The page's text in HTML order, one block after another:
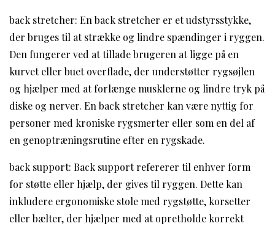
back stretcher: En back stretcher er et udstyrsstykke,
der bruges til at strække og lindre spændinger i ryggen.
Den fungerer ved at tillade brugeren at ligge på en
kurvet eller buet overflade, der understøtter rygsøjlen
og hjælper med at forlænge musklerne og lindre tryk på
diske og nerver. En back stretcher kan være nyttig for
personer med kroniske rygsmerter eller som en del af
en genoptræningsrutine efter en rygskade.
back support: Back support refererer til enhver form
for støtte eller hjælp, der gives til ryggen. Dette kan
inkludere ergonomiske stole med rygstøtte, korsetter
eller bælter, der hjælper med at opretholde korrekt